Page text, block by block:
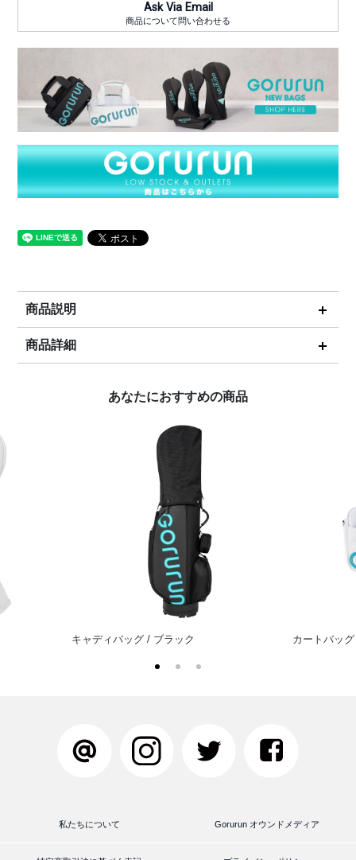
Ask Via Email
商品について問い合わせる
商品説明
商品詳細
あなたにおすすめの商品
キャディバッグ / ブラック カートバッ
私たちについて Gorurun オウンドメディア